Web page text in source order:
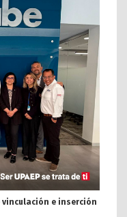
vinculación e inserción